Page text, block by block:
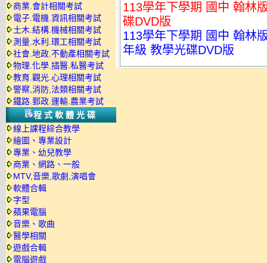
商業.會計相關考試
電子.電機.資訊相關考試
土木.結構.機械相關考試
測量.水利.環工相關考試
社會.地政.不動產相關考試
物理.化學.插醫.私醫考試
教育.觀光.心理相關考試
警察,消防,法類相關考試
鐵路.郵政.運輸.農業考試
程式軟體光碟
線上課程綜合教學
繪圖、專業設計
專業、幼兒教學
商業、網路、一般
MTV,音樂,歌劇,演唱會
軟體合輯
字型
蘋果電腦
音樂、歌曲
醫學相關
遊戲合輯
電腦遊戲
113學年下學期 國中 翰林
碟DVD版
113學年下學期 國中 翰林
年級 教學光碟DVD版